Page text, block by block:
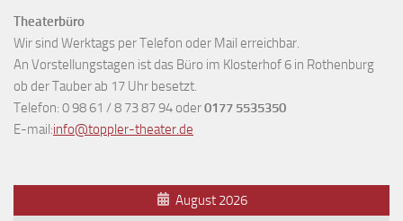
Theaterbüro
Wir sind Werktags per Telefon oder Mail erreichbar.
An Vorstellungstagen ist das Büro im Klosterhof 6 in Rothenburg
ob der Tauber ab 17 Uhr besetzt.
Telefon: 0 98 61 / 8 73 87 94 oder0177 5535350
E-mail:info@toppler-theater.de
August 2026